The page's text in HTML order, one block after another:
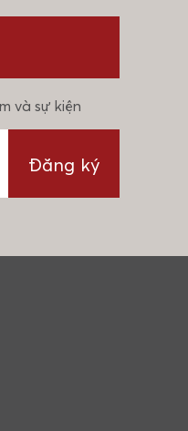
và sự kiện
Đăng ký